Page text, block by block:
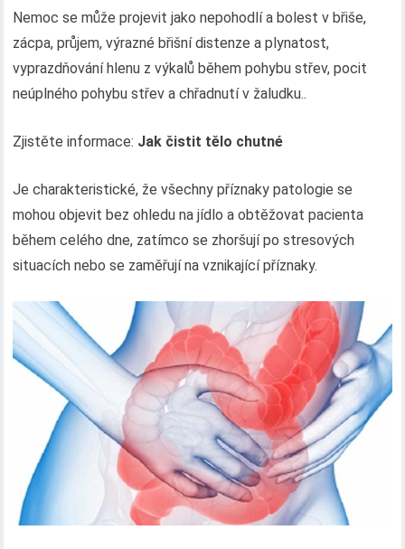
Nemoc se může projevit jako nepohodlí a bolest v břiše,
zácpa, průjem, výrazné břišní distenze a plynatost,
vyprazdňování hlenu z výkalů během pohybu střev, pocit
neúplného pohybu střev a chřadnutí v žaludku..
Zjistěte informace: Jak čistit tělo chutné
Je charakteristické, že všechny příznaky patologie se
mohou objevit bez ohledu na jídlo a obtěžovat pacienta
během celého dne, zatímco se zhoršují po stresových
situacích nebo se zaměřují na vznikající příznaky.